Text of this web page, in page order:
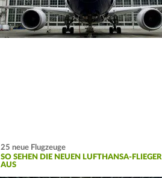
25 neue Flugzeuge
SO SEHEN DIE NEUEN LUFTHANSA-FLIEGER
AUS